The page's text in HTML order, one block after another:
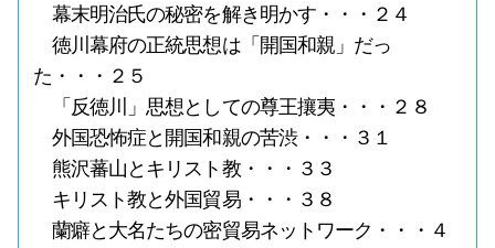
幕末明治氏の秘密を解き明かす・・・２４
徳川幕府の正統思想は「開国和親」だっ
た・・・２５
「反徳川」思想としての尊王攘夷・・・２８
外国恐怖症と開国和親の苦渋・・・３１
熊沢蕃山とキリスト教・・・３３
キリスト教と外国貿易・・・３８
蘭癖と大名たちの密貿易ネットワーク・・・４